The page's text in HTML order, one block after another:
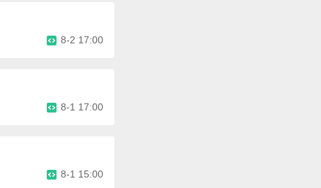
8-2 17:00
8-1 17:00
8-1 15:00